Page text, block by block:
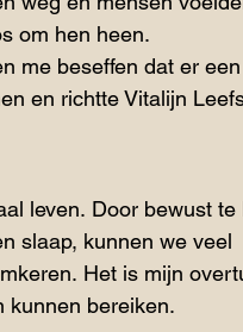
om hen heen.​
me beseffen dat er
en richtte Vitalijn
leven. Door bewust
slaap, kunnen we veel
Het is mijn
kunnen bereiken.​